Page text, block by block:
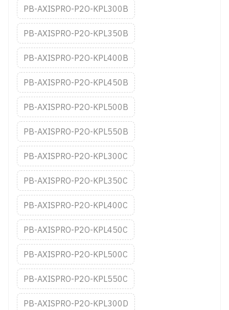
PB-AXISPRO-P2O-KPL300B
PB-AXISPRO-P2O-KPL350B
PB-AXISPRO-P2O-KPL400B
PB-AXISPRO-P2O-KPL450B
PB-AXISPRO-P2O-KPL500B
PB-AXISPRO-P2O-KPL550B
PB-AXISPRO-P2O-KPL300C
PB-AXISPRO-P2O-KPL350C
PB-AXISPRO-P2O-KPL400C
PB-AXISPRO-P2O-KPL450C
PB-AXISPRO-P2O-KPL500C
PB-AXISPRO-P2O-KPL550C
PB-AXISPRO-P2O-KPL300D